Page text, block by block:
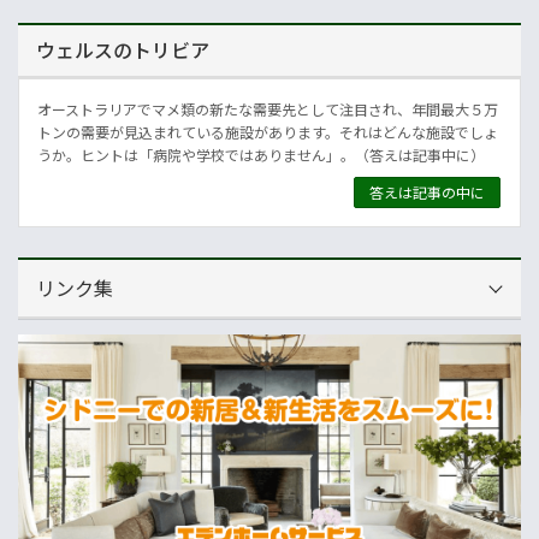
ウェルスのトリビア
オーストラリアでマメ類の新たな需要先として注目され、年間最大５万
トンの需要が見込まれている施設があります。それはどんな施設でしょ
うか。ヒントは「病院や学校ではありません」。（答えは記事中に）
答えは記事の中に
リンク集
運営会社
NNAオーストラリア
ニュースサイト
オセアニア一般経済ニュース
畜産
MLA=豪州食肉家畜生産者事業団